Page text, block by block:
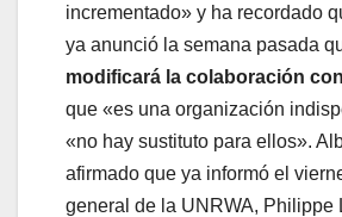
incrementado» y ha recordado
ya anunció la semana pasada
modificará la colaboración
que «es una organización
«no hay sustituto para ellos».
afirmado que ya informó el
general de la UNRWA, Philippe